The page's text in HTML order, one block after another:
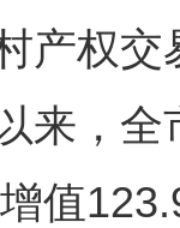
产权
来，
值